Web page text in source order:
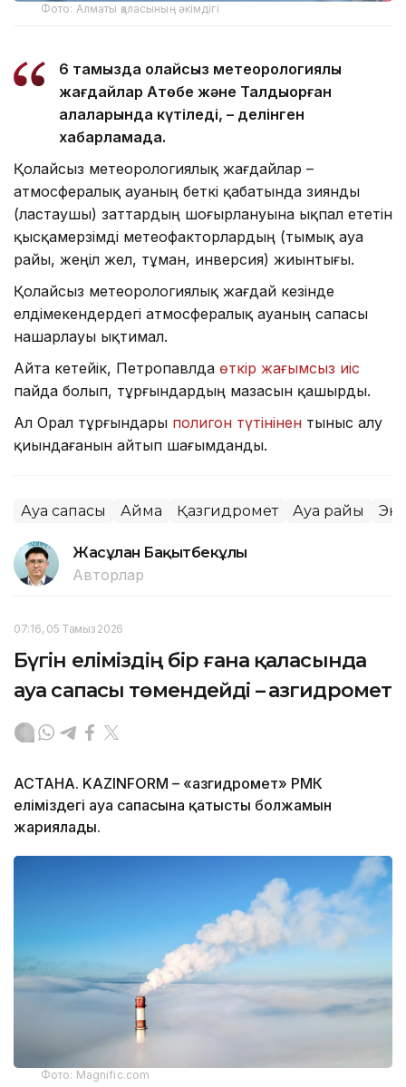
Фото: Алматы қаласының әкімдігі
6 тамызда қолайсыз метеорологиялық
жағдайлар Ақтөбе және Талдықорған
қалаларында күтіледі, – делінген
хабарламада.
Қолайсыз метеорологиялық жағдайлар –
атмосфералық ауаның беткі қабатында зиянды
(ластаушы) заттардың шоғырлануына ықпал ететін
қысқамерзімді метеофакторлардың (тымық ауа
райы, жеңіл жел, тұман, инверсия) жиынтығы.
Қолайсыз метеорологиялық жағдай кезінде
елдімекендердегі атмосфералық ауаның сапасы
нашарлауы ықтимал.
Айта кетейік, Петропавлда өткір жағымсыз иіс
пайда болып, тұрғындардың мазасын қашырды.
Ал Орал тұрғындары полигон түтінінен тыныс алу
қиындағанын айтып шағымданды.
Ауа сапасы Аймақ Қазгидромет Ауа райы
Жасұлан Бақытбекұлы
Авторлар
07:16, 05 Тамыз 2026
Бүгін еліміздің бір ғана қаласында
ауа сапасы төмендейді – Қазгидромет
АСТАНА. KAZINFORM – «Қазгидромет» РМК
еліміздегі ауа сапасына қатысты болжамын
жариялады.
Фото: Magnific.com